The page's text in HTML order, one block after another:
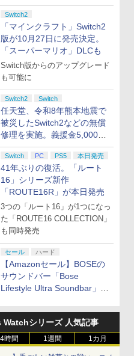
8月25日より発売
Switch2
「マインクラフト」Switch2
版が10月27日に発売決定。
「スーパーマリオ」DLCも
Switch版からのアップグレード
も可能に
Switch2 Switch
任天堂、令和8年熊本地震で
被災したSwitch2などの無償
修理を実施。義援金5,000万
円の寄付も発表
Switch PC PS5 本日発売
41年ぶりの復活。「ルート
16」シリーズ新作
「ROUTE16R」が本日発売
3つの「ルート16」が1つになっ
た「ROUTE16 COLLECTION」
も同時発売
セール ハード
【Amazonセール】BOSEの
サウンドバー「Bose
Lifestyle Ultra Soundbar」
Lifestyle Ultra Subwoofer」
などお買い得！
Watchシリーズ 人気記事
時間 1週間 1カ月